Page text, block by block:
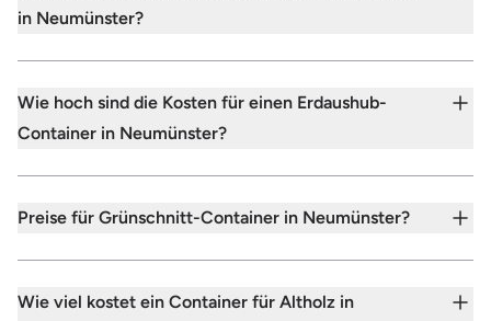
in Neumünster?
Wie hoch sind die Kosten für einen Erdaushub-
Container in Neumünster?
Preise für Grünschnitt-Container in Neumünster?
Wie viel kostet ein Container für Altholz in